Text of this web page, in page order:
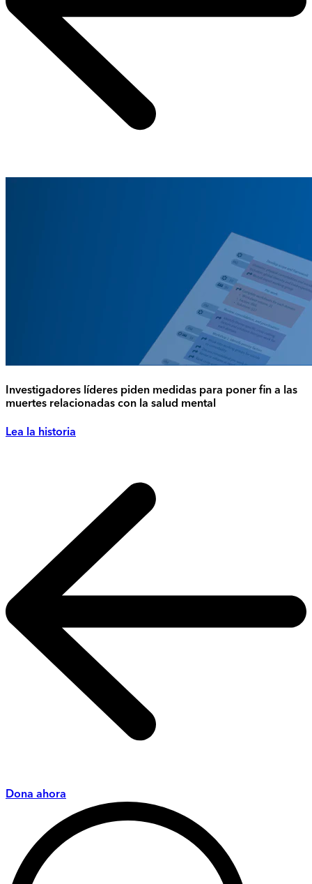
Investigadores líderes piden medidas para poner fin a las
muertes relacionadas con la salud mental
Lea la historia
Dona ahora